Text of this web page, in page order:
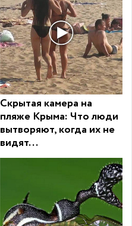
Скрытая камера на
пляже Крыма: Что люди
вытворяют, когда их не
видят...